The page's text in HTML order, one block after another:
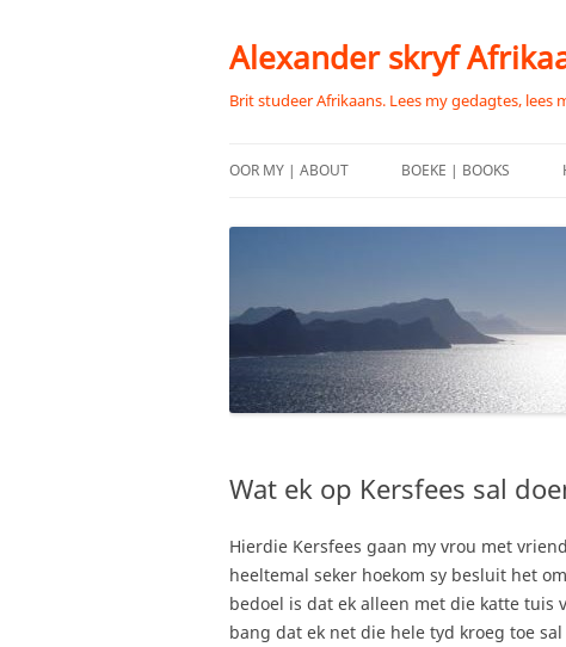
content
Alexander skryf
Brit studeer Afrikaans. Lees my gedagtes, lees
OOR MY | ABOUT BOEKE | BOOKS
Wat ek op Kersfees sal
Hierdie Kersfees gaan my vrou met
heeltemal seker hoekom sy besluit het
bedoel is dat ek alleen met die katte tuis
bang dat ek net die hele tyd kroeg toe sal